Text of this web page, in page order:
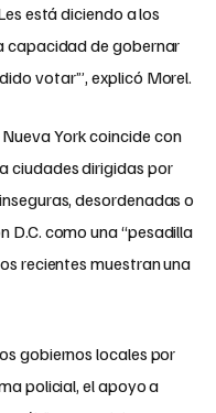
está diciendo a los
capacidad de gobernar
votar’”, explicó Morel.
York coincide con
ciudades dirigidas por
desordenadas o
D.C. como una “pesadilla
recientes muestran una
gobiernos locales por
policial, el apoyo a